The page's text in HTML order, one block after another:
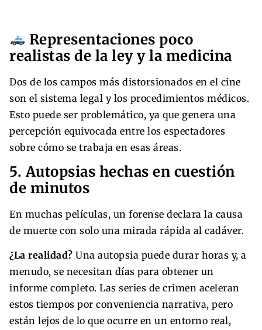
Representaciones poco
realistas de la ley y la medicina
Dos de los campos más distorsionados en el cine
son el sistema legal y los procedimientos médicos.
Esto puede ser problemático, ya que genera una
percepción equivocada entre los espectadores
sobre cómo se trabaja en esas áreas.
5. Autopsias hechas en cuestión
de minutos
En muchas películas, un forense declara la causa
de muerte con solo una mirada rápida al cadáver.
¿La realidad? Una autopsia puede durar horas y, a
menudo, se necesitan días para obtener un
informe completo. Las series de crimen aceleran
estos tiempos por conveniencia narrativa, pero
están lejos de lo que ocurre en un entorno real,